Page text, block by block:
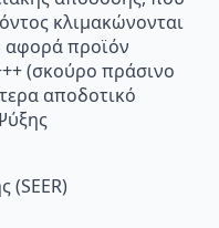
κλιμακώνονται
αφορά προϊόν
(σκούρο πράσινο
αποδοτικό
(SEER)